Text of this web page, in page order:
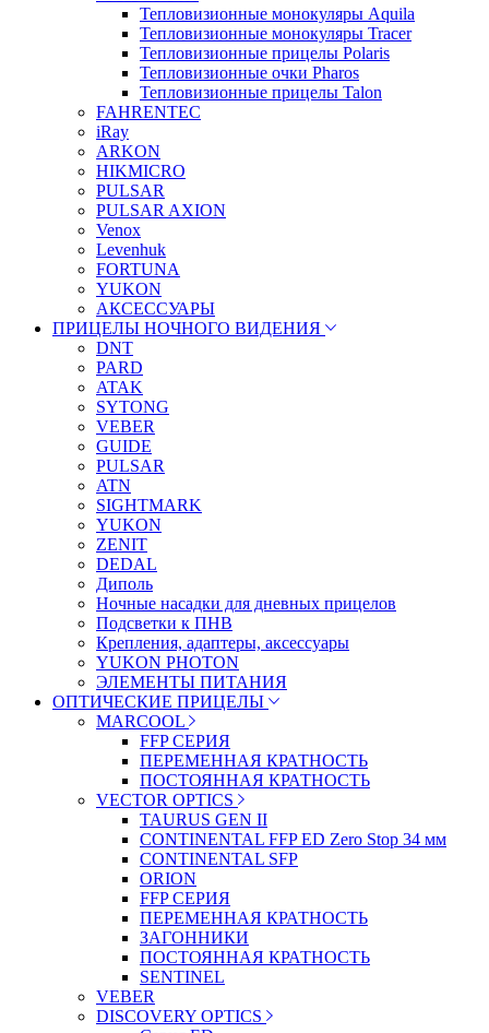
Тепловизионные монокуляры Aquila
Тепловизионные монокуляры Tracer
Тепловизионные прицелы Polaris
Тепловизионные очки Pharos
Тепловизионные прицелы Talon
FAHRENTEC
iRay
ARKON
HIKMICRO
PULSAR
PULSAR AXION
Venox
Levenhuk
FORTUNA
YUKON
АКСЕССУАРЫ
ПРИЦЕЛЫ НОЧНОГО ВИДЕНИЯ
DNT
PARD
ATAK
SYTONG
VEBER
GUIDE
PULSAR
ATN
SIGHTMARK
YUKON
ZENIT
DEDAL
Диполь
Ночные насадки для дневных прицелов
Подсветки к ПНВ
Крепления, адаптеры, аксессуары
YUKON PHOTON
ЭЛЕМЕНТЫ ПИТАНИЯ
ОПТИЧЕСКИЕ ПРИЦЕЛЫ
MARCOOL
FFP СЕРИЯ
ПЕРЕМЕННАЯ КРАТНОСТЬ
ПОСТОЯННАЯ КРАТНОСТЬ
VECTOR OPTICS
TAURUS GEN II
CONTINENTAL FFP ED Zero Stop 34 мм
CONTINENTAL SFP
ORION
FFP СЕРИЯ
ПЕРЕМЕННАЯ КРАТНОСТЬ
ЗАГОННИКИ
ПОСТОЯННАЯ КРАТНОСТЬ
SENTINEL
VEBER
DISCOVERY OPTICS